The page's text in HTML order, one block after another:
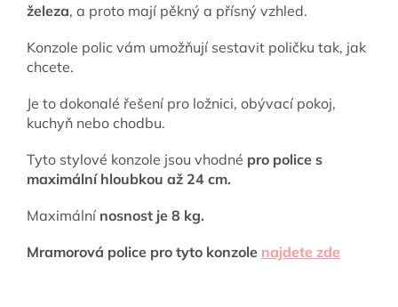
železa, a proto mají pěkný a přísný vzhled.
Konzole polic vám umožňují sestavit poličku tak, jak
chcete.
Je to dokonalé řešení pro ložnici, obývací pokoj,
kuchyň nebo chodbu.
Tyto stylové konzole jsou vhodné pro police s
maximální hloubkou až 24 cm.
Maximální nosnost je 8 kg.
Mramorová police pro tyto konzole najdete zde